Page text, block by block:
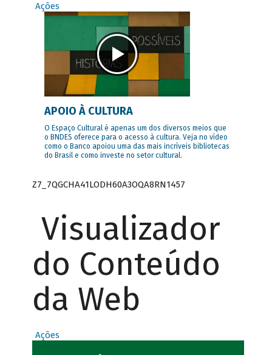
Ações
APOIO À CULTURA
O Espaço Cultural é apenas um dos diversos meios que
o BNDES oferece para o acesso à cultura. Veja no vídeo
como o Banco apoiou uma das mais incríveis bibliotecas
do Brasil e como investe no setor cultural.
Z7_7QGCHA41LODH60A3OQA8RN1457
Visualizador
do Conteúdo
da Web
Ações